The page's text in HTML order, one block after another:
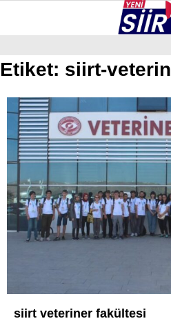
GALERİ VİDEO
KURTALAN
ERUH
PERVARI
ŞIRVAN
NÖBETÇI ECZANELER
Etiket: siirt-
siirt veteriner fakültesi